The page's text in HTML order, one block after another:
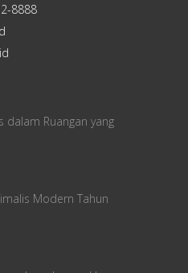
8888
dalam Ruangan yang
Modern Tahun